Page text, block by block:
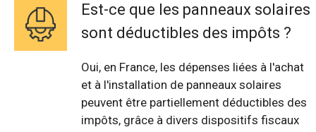
Est-ce que les panneaux solaires
sont déductibles des impôts ?
Oui, en France, les dépenses liées à l'achat
et à l'installation de panneaux solaires
peuvent être partiellement déductibles des
impôts, grâce à divers dispositifs fiscaux